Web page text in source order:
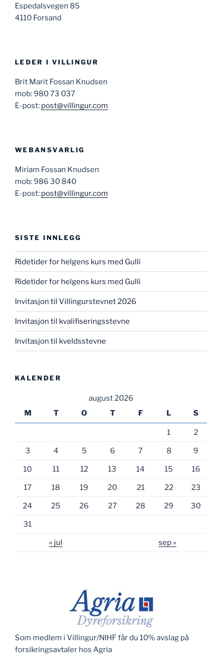
Espedalsvegen 85
4110 Forsand
LEDER I VILLINGUR
Brit Marit Fossan Knudsen
mob: 980 73 037
E-post: post@villingur.com
WEBANSVARLIG
Miriam Fossan Knudsen
mob: 986 30 840
E-post: post@villingur.com
SISTE INNLEGG
Ridetider for helgens kurs med Gulli
Ridetider for helgens kurs med Gulli
Invitasjon til Villingurstevnet 2026
Invitasjon til kvalifiseringsstevne
Invitasjon til kveldsstevne
KALENDER
august 2026
M
T O T F L S
1 2
3 4 5 6 7 8 9
10 11 12 13 14 15 16
17 18 19 20 21 22 23
24 25 26 27 28 29 30
31
« jul sep »
Som medlem i Villingur/NIHF får du 10% avslag på
forsikringsavtaler hos Agria